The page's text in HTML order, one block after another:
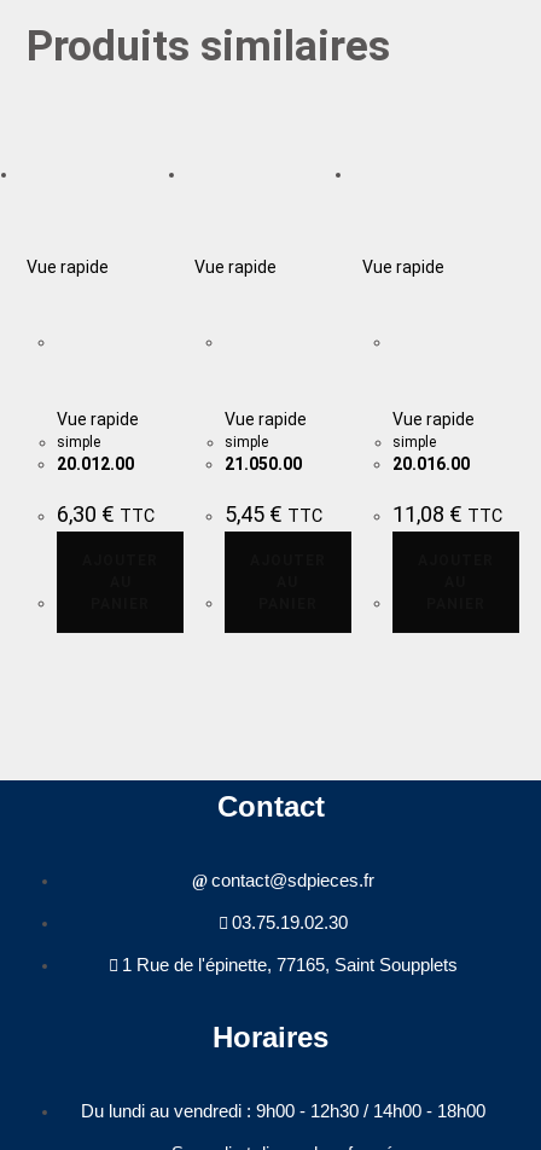
Produits similaires
Vue rapide
Vue rapide
simple
20.012.00
6,30 € TTC
Vue rapide
Vue rapide
simple
21.050.00
5,45 € TTC
Vue rapide
Vue rapide
simple
20.016.00
11,08 € TTC
Contact
contact@sdpieces.fr
03.75.19.02.30
1 Rue de l'épinette, 77165, Saint Soupplets
Horaires
Du lundi au vendredi : 9h00 - 12h30 / 14h00 - 18h00​